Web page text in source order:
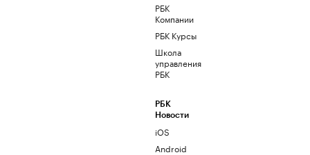
РБК
Компании
РБК Курсы
Школа
управления
РБК
РБК
Новости
iOS
Android